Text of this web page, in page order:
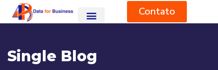
Contato
Single Blog